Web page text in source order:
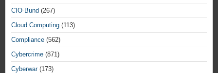
CIO-Bund (267)
Cloud Computing (113)
Compliance (562)
Cybercrime (871)
Cyberwar(173)